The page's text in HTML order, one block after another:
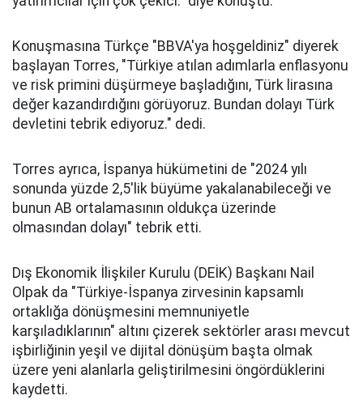
Konuşmasına Türkçe "BBVA'ya hoşgeldiniz" diyerek
başlayan Torres, "Türkiye atılan adımlarla enflasyonu
ve risk primini düşürmeye başladığını, Türk lirasına
değer kazandırdığını görüyoruz. Bundan dolayı Türk
devletini tebrik ediyoruz." dedi.
Torres ayrıca, İspanya hükümetini de "2024 yılı
sonunda yüzde 2,5'lik büyüme yakalanabileceği ve
bunun AB ortalamasının oldukça üzerinde
olmasından dolayı" tebrik etti.
Dış Ekonomik İlişkiler Kurulu (DEİK) Başkanı Nail
Olpak da "Türkiye-İspanya zirvesinin kapsamlı
ortaklığa dönüşmesini memnuniyetle
karşıladıklarının" altını çizerek sektörler arası mevcut
işbirliğinin yeşil ve dijital dönüşüm başta olmak
üzere yeni alanlarla geliştirilmesini öngördüklerini
kaydetti.